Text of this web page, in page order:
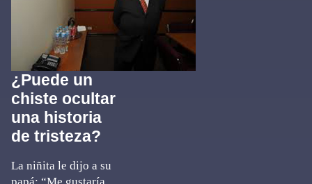
¿Puede un
chiste ocultar
una historia
de tristeza?
La niñita le dijo a su